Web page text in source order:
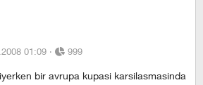
01:09 · 999
bir avrupa kupasi karsilasmasinda